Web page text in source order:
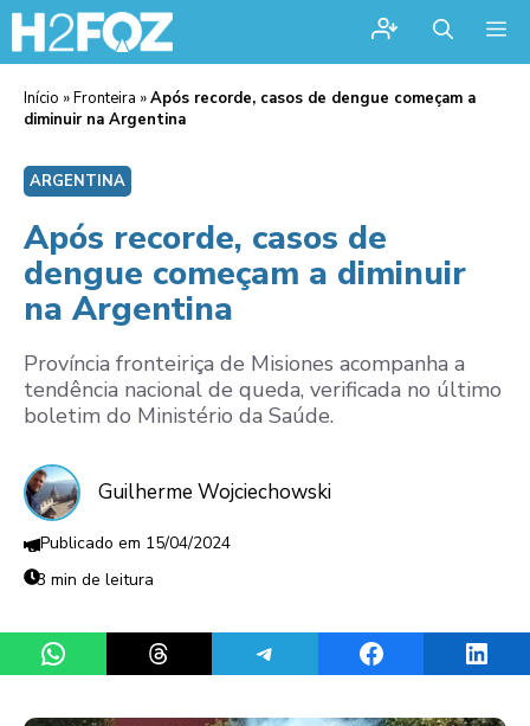
Início »Fronteira »Após recorde, casos de dengue começam a
diminuir na Argentina
ARGENTINA
Após recorde, casos de
dengue começam a diminuir
na Argentina
Província fronteiriça de Misiones acompanha a
tendência nacional de queda, verificada no último
boletim do Ministério da Saúde.
Guilherme Wojciechowski
15/04/2024
3 min de leitura
Share on WhatsAppShare on ThreadsShare on TelegramShare on Facebook